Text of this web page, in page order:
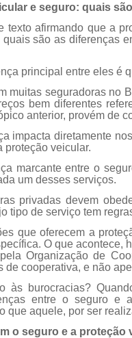
e seguro: quais
texto afirmando que a
quais são as diferenças
principal entre eles é
muitas seguradoras no
bem diferentes
anterior, provém de
impacta diretamente
proteção veicular.
marcante entre o
um desses serviços.
privadas devem
tipo de serviço tem
que oferecem a
O que acontece,
Organização de
de cooperativa, e não
às burocracias?
entre o seguro e
que aquele, por ser
o seguro e a proteção